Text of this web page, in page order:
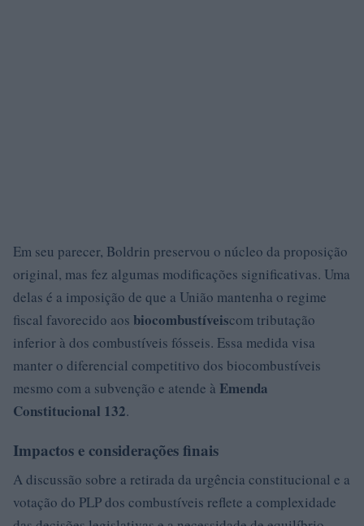
Em seu parecer, Boldrin preservou o núcleo da proposição
original, mas fez algumas modificações significativas. Uma
delas é a imposição de que a União mantenha o regime
fiscal favorecido aos biocombustíveiscom tributação
inferior à dos combustíveis fósseis. Essa medida visa
manter o diferencial competitivo dos biocombustíveis
mesmo com a subvenção e atende à Emenda
Constitucional 132.
Impactos e considerações finais
A discussão sobre a retirada da urgência constitucional e a
votação do PLP dos combustíveis reflete a complexidade